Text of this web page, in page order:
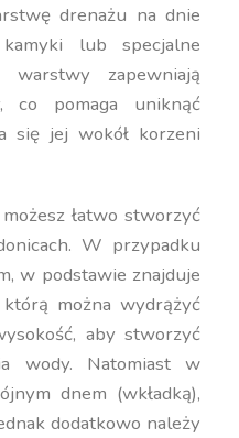
drenażu na dnie
lub specjalne
warstwy zapewniają
co pomaga uniknąć
się jej wokół korzeni
łatwo stworzyć
W przypadku
w podstawie znajduje
można wydrążyć
aby stworzyć
wody. Natomiast w
dnem (wkładką),
dodatkowo należy